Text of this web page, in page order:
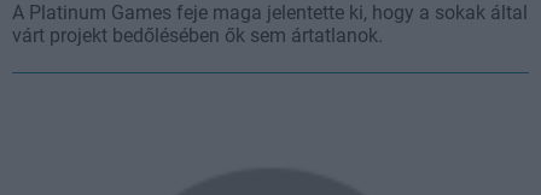
A Platinum Games feje maga jelentette ki, hogy a sokak által
várt projekt bedőlésében ők sem ártatlanok.